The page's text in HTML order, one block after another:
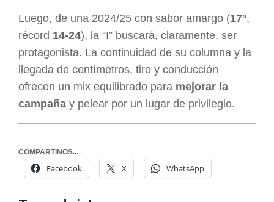
Luego, de una 2024/25 con sabor amargo (17°,
récord 14-24), la “I” buscará, claramente, ser
protagonista. La continuidad de su columna y la
llegada de centímetros, tiro y conducción
ofrecen un mix equilibrado para mejorar la
campaña y pelear por un lugar de privilegio.
COMPARTINOS...
Facebook X WhatsApp